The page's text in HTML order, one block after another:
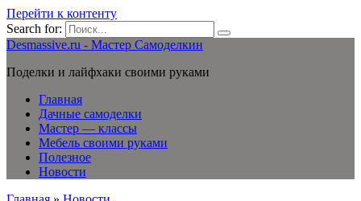
Перейти к контенту
Search for:
Desmassive.ru - Мастер Самоделкин
Поделки и лайфхаки своими руками
Главная
Дачные самоделки
Мастер — классы
Мебель своими руками
Полезное
Новости